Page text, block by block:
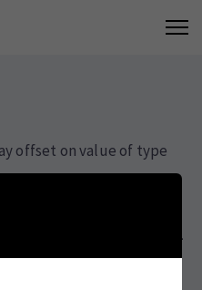
offset on value of type
httpdocs/wp-
composer/agni_vc_